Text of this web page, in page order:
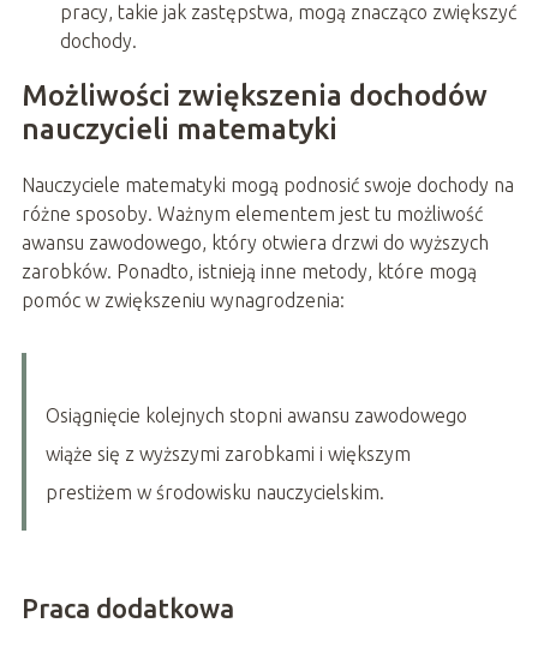
pracy, takie jak zastępstwa, mogą znacząco zwiększyć
dochody.
Możliwości zwiększenia dochodów
nauczycieli matematyki
Nauczyciele matematyki mogą podnosić swoje dochody na
różne sposoby. Ważnym elementem jest tu możliwość
awansu zawodowego, który otwiera drzwi do wyższych
zarobków. Ponadto, istnieją inne metody, które mogą
pomóc w zwiększeniu wynagrodzenia:
Osiągnięcie kolejnych stopni awansu zawodowego
wiąże się z wyższymi zarobkami i większym
prestiżem w środowisku nauczycielskim.
Praca dodatkowa